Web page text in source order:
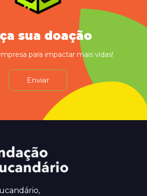
sua doação
para impactar mais vidas!
Enviar